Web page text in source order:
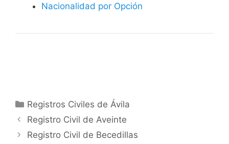
Nacionalidad por Opción
Categorías
Registros Civiles de Ávila
Registro Civil de Aveinte
Registro Civil de Becedillas